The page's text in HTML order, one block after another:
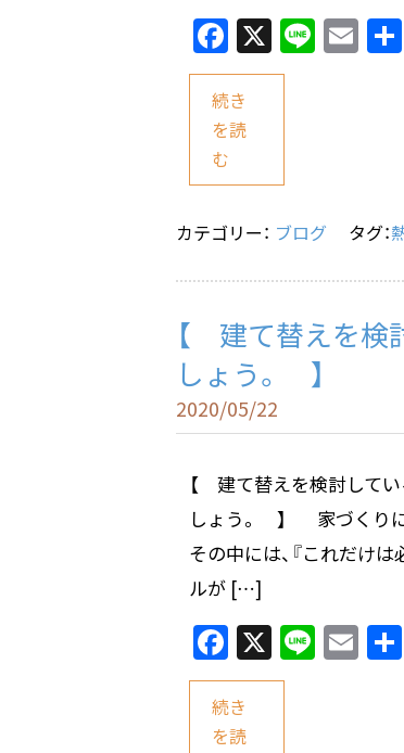
F
a
c
e
b
o
k
X Li
n
E
m
続き
を読
む
カテゴリー： ブログ タグ：
【 建て替えを検
しょう。 】
2020/05/22
【 建て替えを検討して
しょう。 】 家づくりに
その中には、『これだけ
ルが […]
F
a
c
X Li
n
E
m
続き
を読